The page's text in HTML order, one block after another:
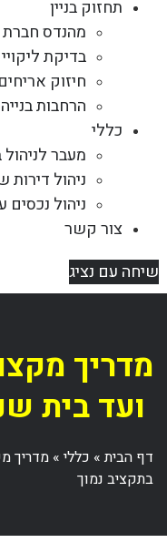
תחזוק בניין
מהנדס חברת
בדיקת ליקויי
חיזוק אריחים
הרחבות בנייה
כללי
מעבר
ניהול דירות
ניהול נכסים
צור קשר
שיחה עם נציג
מדריך
ועד בית
דף הבית» כללי» מדריך
בתקציב נמוך